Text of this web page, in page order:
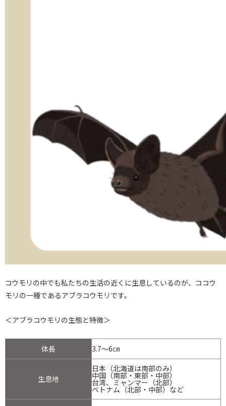
コウモリの中でも私たちの生活の近くに生息しているのが、ココウ
モリの一種であるアブラコウモリです。
＜アブラコウモリの生態と特徴＞
体長 3.7～6㎝
生息地
日本（北海道は南部のみ）
中国（南部・東部・中部）
台湾、ミャンマー（北部）
ベトナム（北部・中部）など